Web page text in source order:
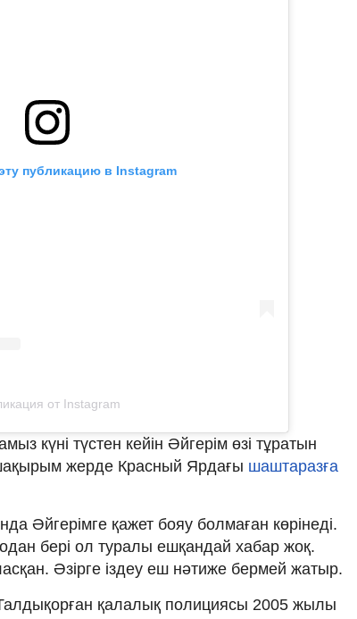
публикацию в Instagram
от Instagram
күні түстен кейін Әйгерім өзі тұратын
жерде Красный Ярдағы шаштаразға
Әйгерімге қажет бояу болмаған көрінеді.
бері ол туралы ешқандай хабар жоқ.
Әзірге іздеу еш нәтиже бермей жатыр.
қалалық полициясы 2005 жылы